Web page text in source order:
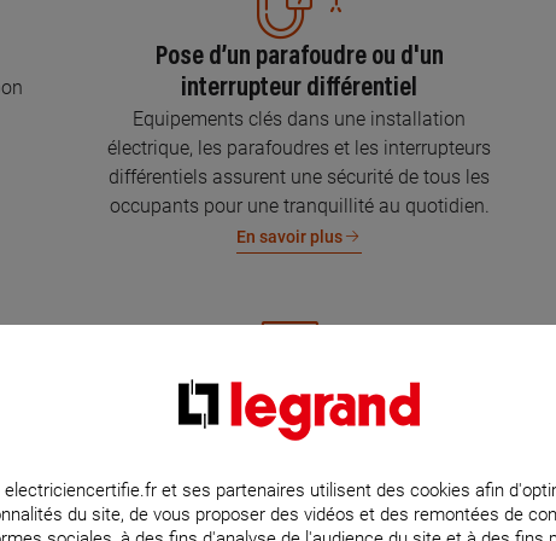
Pose d’un parafoudre ou d'un
interrupteur différentiel
Equipements clés dans une installation
électrique, les parafoudres et les interrupteurs
différentiels assurent une sécurité de tous les
occupants pour une tranquillité au quotidien.
En savoir plus
Mise aux normes de l’installation
Parce que l’électricité implique la sécurité et la
protection de votre famille et de vos biens,
electriciencertifie.fr et ses partenaires utilisent des cookies afin
du site, de vous proposer des vidéos et des remontées de